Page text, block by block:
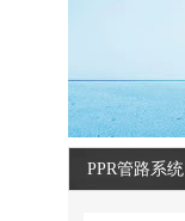
PPR管路系统